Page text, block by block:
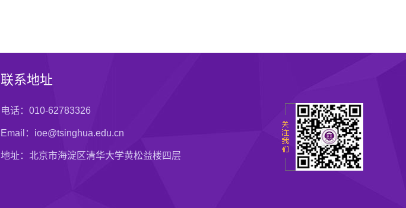
联系地址
电话：010-62783326
Email：ioe@tsinghua.edu.cn
地址：北京市海淀区清华大学黄松益楼四层